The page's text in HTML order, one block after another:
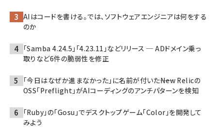
AIはコードを書ける。では、ソフトウェアエンジニアは何をする
のか
「Samba 4.24.5」「4.23.11」などリリース ─ ADドメイン乗っ
取りなど6件の脆弱性を修正
「今日はなぜか進まなかった」に名前が付いた――New Relicの
OSS「Preflight」がAIコーディングのアンチパターンを検知
「Ruby」の「Gosu」でデスクトップゲーム「Color」を開発して
みよう